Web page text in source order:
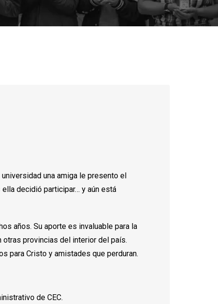
una amiga le presento el
decidió participar… y aún está
años. Su aporte es invaluable para la
otras provincias del interior del país.
para Cristo y amistades que perduran.
de CEC.